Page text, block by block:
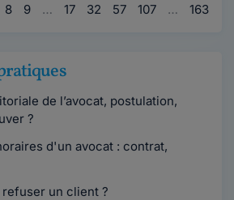
8 9 … 17 32 57 107 … 163
de l’avocat, postulation,
?
d'un avocat : contrat,
un client ?